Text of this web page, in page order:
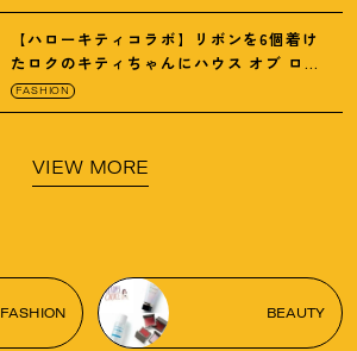
【ハローキティコラボ】リボンを6個着け
たロクのキティちゃんにハウス オブ ロー
ゼの限定パケも
FASHION
VIEW MORE
FASHION BEAUTY